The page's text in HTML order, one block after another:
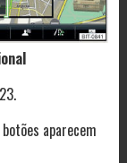
aparecem